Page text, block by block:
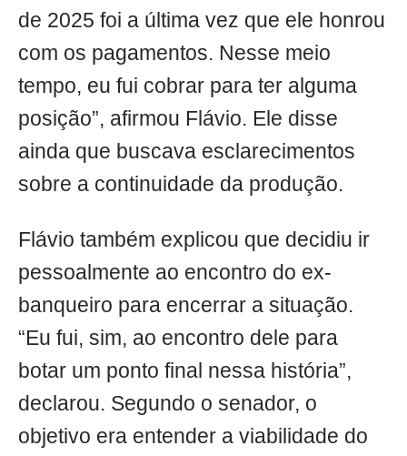
de 2025 foi a última vez que ele honrou
com os pagamentos. Nesse meio
tempo, eu fui cobrar para ter alguma
posição”, afirmou Flávio. Ele disse
ainda que buscava esclarecimentos
sobre a continuidade da produção.
Flávio também explicou que decidiu ir
pessoalmente ao encontro do ex-
banqueiro para encerrar a situação.
“Eu fui, sim, ao encontro dele para
botar um ponto final nessa história”,
declarou. Segundo o senador, o
objetivo era entender a viabilidade do